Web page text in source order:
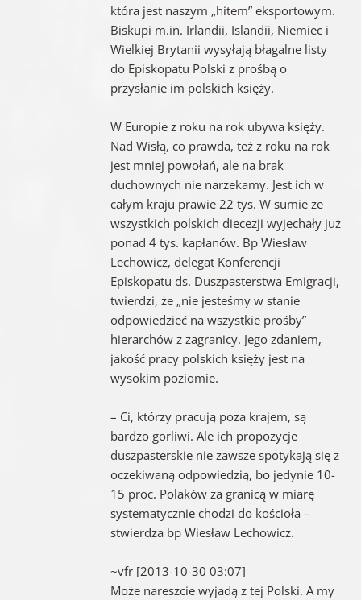
która jest naszym „hitem” eksportowym.
Biskupi m.in. Irlandii, Islandii, Niemiec i
Wielkiej Brytanii wysyłają błagalne listy
do Episkopatu Polski z prośbą o
przysłanie im polskich księży.
W Europie z roku na rok ubywa księży.
Nad Wisłą, co prawda, też z roku na rok
jest mniej powołań, ale na brak
duchownych nie narzekamy. Jest ich w
całym kraju prawie 22 tys. W sumie ze
wszystkich polskich diecezji wyjechały już
ponad 4 tys. kapłanów. Bp Wiesław
Lechowicz, delegat Konferencji
Episkopatu ds. Duszpasterstwa Emigracji,
twierdzi, że „nie jesteśmy w stanie
odpowiedzieć na wszystkie prośby”
hierarchów z zagranicy. Jego zdaniem,
jakość pracy polskich księży jest na
wysokim poziomie.
– Ci, którzy pracują poza krajem, są
bardzo gorliwi. Ale ich propozycje
duszpasterskie nie zawsze spotykają się z
oczekiwaną odpowiedzią, bo jedynie 10-
15 proc. Polaków za granicą w miarę
systematycznie chodzi do kościoła –
stwierdza bp Wiesław Lechowicz.
~vfr [2013-10-30 03:07]
Może nareszcie wyjadą z tej Polski. A my